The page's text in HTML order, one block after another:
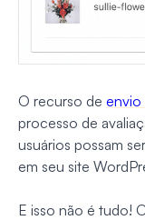
O recurso de envio
processo de
usuários possam
em seu site
E isso não é tudo!